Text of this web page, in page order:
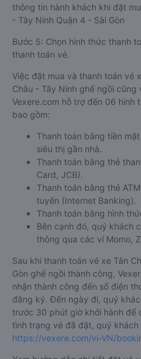
thông tin hành khách khi đặt
- Tây Ninh Quận 4 - Sài Gòn
Bước 5: Chọn hình thức thanh
thanh toán vé.
Việc đặt mua và thanh toán vé
Châu - Tây Ninh ghế ngồi
Vexere.com hỗ trợ đến 06 hình
bao gồm:
Thanh toán bằng tiền
siêu thị gần nhà.
Thanh toán bằng thẻ
Card, JCB).
Thanh toán bằng thẻ
tuyến (Internet Banking).
Thanh toán bằng hình
Bên cạnh đó, quý khách
thông qua các ví Momo,
Sau khi thanh toán vé xe Tân
Gòn ghế ngồi thành công,
nhận thành công đến số điện
đăng ký. Đến ngày đi, quý
trước 30 phút giờ khởi hành để
tình trạng vé đã đặt, quý
https://vexere.com/vi-VN/